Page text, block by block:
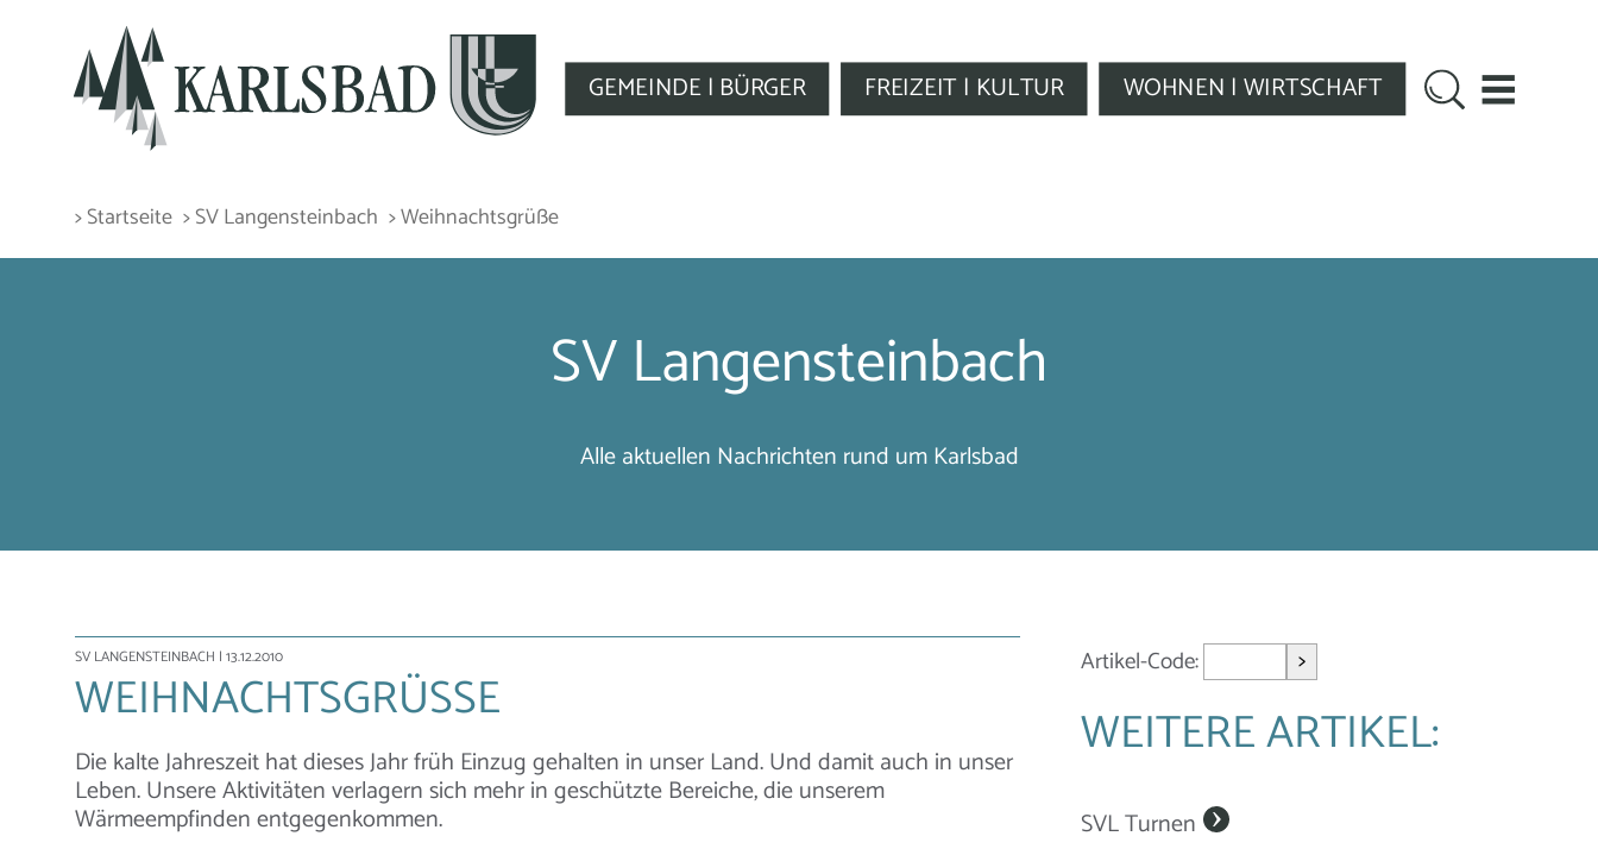
GEMEINDE | BÜRGER FREIZEIT | KULTUR WOHNEN | WIRTSCHAFT
> Startseite > SV Langensteinbach > Weihnachtsgrüße
SV Langensteinbach
Alle aktuellen Nachrichten rund um Karlsbad
SV LANGENSTEINBACH | 13.12.2010
WEIHNACHTSGRÜSSE
Die kalte Jahreszeit hat dieses Jahr früh Einzug gehalten in unser Land. Und damit auch in unser
Leben. Unsere Aktivitäten verlagern sich mehr in geschützte Bereiche, die unserem
Wärmeempfinden entgegenkommen.
Artikel-Code: >
WEITERE ARTIKEL:
SVL Turnen